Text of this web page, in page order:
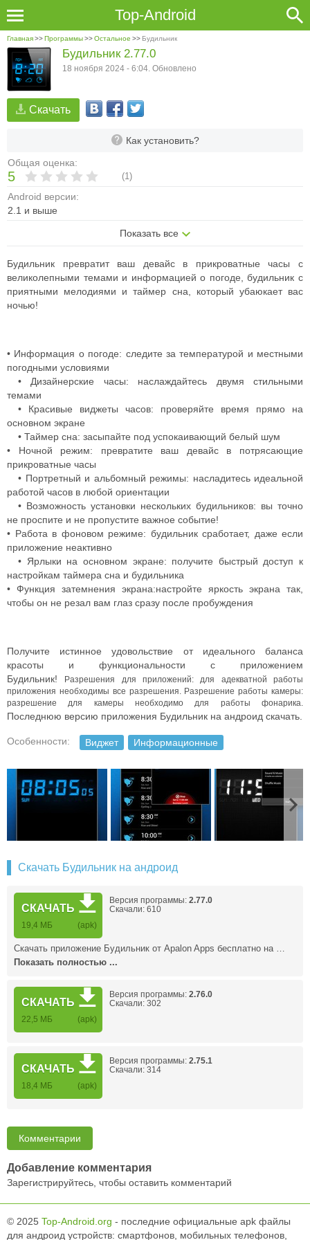
Top-Android
Главная>>Программы>>Остальное >> Будильник
Скачать
Как установить?
Общая оценка:
5 (1)
Android версии:
2.1 и выше
Показать все
Будильник 2.77.0
18 ноября 2024 - 6:04. Обновлено
Будильник превратит ваш девайс в прикроватные часы с
великолепными темами и информацией о погоде, будильник с
приятными мелодиями и таймер сна, который убаюкает вас
ночью!
• Информация о погоде: следите за температурой и местными
погодными условиями
• Дизайнерские часы: наслаждайтесь двумя стильными
темами
• Красивые виджеты часов: проверяйте время прямо на
основном экране
• Таймер сна: засыпайте под успокаивающий белый шум
• Ночной режим: превратите ваш девайс в потрясающие
прикроватные часы
• Портретный и альбомный режимы: насладитесь идеальной
работой часов в любой ориентации
• Возможность установки нескольких будильников: вы точно
не проспите и не пропустите важное событие!
• Работа в фоновом режиме: будильник сработает, даже если
приложение неактивно
• Ярлыки на основном экране: получите быстрый доступ к
настройкам таймера сна и будильника
• Функция затемнения экрана:настройте яркость экрана так,
чтобы он не резал вам глаз сразу после пробуждения
Получите истинное удовольствие от идеального баланса
красоты и функциональности с приложением
Будильник!
Разрешения для приложений: для адекватной работы
приложения необходимы все разрешения. Разрешение работы камеры:
разрешение для камеры необходимо для работы фонарика.
Последнюю версию приложения Будильник на андроид скачать.
Особенности: Виджет Информационные
Скачать Будильник на андроид
СКАЧАТЬ
19,4 МБ (apk)
Версия программы: 2.77.0
Скачали: 610
Скачать приложение Будильник от Apalon Apps бесплатно на …
Показать полностью ...
СКАЧАТЬ
22,5 МБ (apk)
Версия программы: 2.76.0
Скачали: 302
СКАЧАТЬ
18,4 МБ (apk)
Версия программы: 2.75.1
Скачали: 314
Комментарии
Добавление комментария
Зарегистрируйтесь, чтобы оставить комментарий
© 2025 Top-Android.org - последние официальные apk файлы
для андроид устройств: смартфонов, мобильных телефонов,